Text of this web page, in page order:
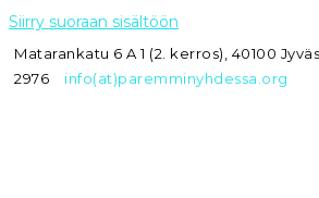
Siirry suoraan sisältöön
Matarankatu 6 A 1 (2. kerros), 40100
2976
info(at)paremminyhdessa.org